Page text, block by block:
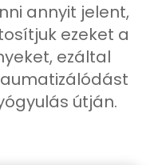
annyit jelent,
ezeket a
ezáltal
útján.